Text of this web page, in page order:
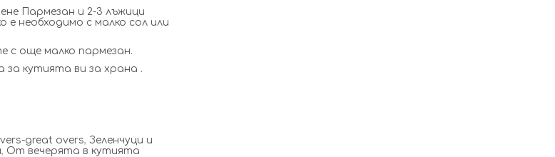
Пармезан и 2-3 лъжици
необходимо с малко сол или
с още малко пармезан.
за кутията ви за храна .
great overs, Зеленчуци и
, От вечерята в кутията